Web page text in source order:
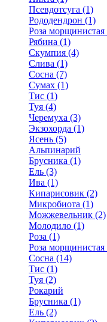
Псевдотсуга (1)
Рододендрон (1)
Роза морщинистая
Рябина (1)
Скумпия (4)
Слива (1)
Сосна (7)
Сумах (1)
Тис (1)
Туя (4)
Черемуха (3)
Экзохорда (1)
Ясень (5)
Альпинарий
Брусника (1)
Ель (3)
Ива (1)
Кипарисовик (2)
Микробиота (1)
Можжевельник (2)
Молодило (1)
Роза (1)
Роза морщинистая
Сосна (14)
Тис (1)
Туя (2)
Рокарий
Брусника (1)
Ель (2)